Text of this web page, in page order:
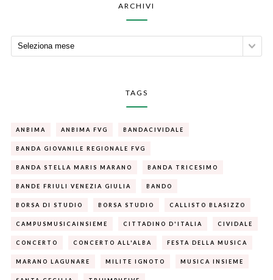
ARCHIVI
TAGS
ANBIMA ANBIMA FVG BANDACIVIDALE
BANDA GIOVANILE REGIONALE FVG
BANDA STELLA MARIS MARANO BANDA TRICESIMO
BANDE FRIULI VENEZIA GIULIA BANDO
BORSA DI STUDIO BORSA STUDIO CALLISTO BLASIZZO
CAMPUSMUSICAINSIEME CITTADINO D'ITALIA CIVIDALE
CONCERTO CONCERTO ALL'ALBA FESTA DELLA MUSICA
MARANO LAGUNARE MILITE IGNOTO MUSICA INSIEME